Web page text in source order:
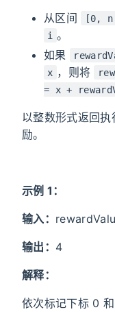
从区间 [0,
i 。
如果
x ，则将
= x +
以整数形式返回
励。
示例 1：
输入：
输出： 4
解释：
依次标记下标 0